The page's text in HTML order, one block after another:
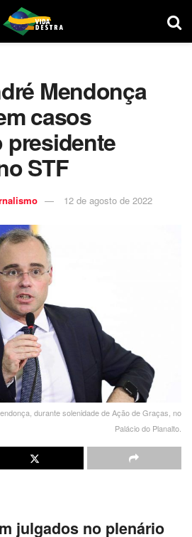
Mendonça
casos
presidente
STF
12 de agosto de 2022
durante solenidade de Ação de Graças, no
Palácio do Planalto.
julgados no plenário